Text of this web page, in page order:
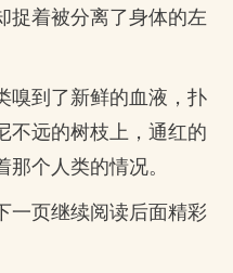
捉着被分离了身体的左
嗅到了新鲜的血液，扑
不远的树枝上，通红的
个人类的情况。
一页继续阅读后面精彩